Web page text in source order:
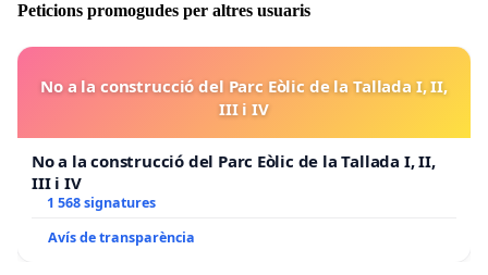
Peticions promogudes per altres usuaris
No a la construcció del Parc Eòlic de la Tallada I, II,
III i IV
No a la construcció del Parc Eòlic de la Tallada I, II,
III i IV
1 568 signatures
Avís de transparència